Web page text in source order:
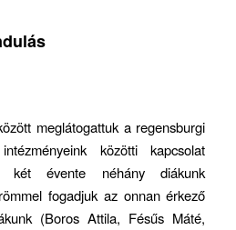
meglátogattuk a regensburgi
közötti kapcsolat
két évente néhány diákunk
fogadjuk az onnan érkező
(Boros Attila, Fésűs Máté,